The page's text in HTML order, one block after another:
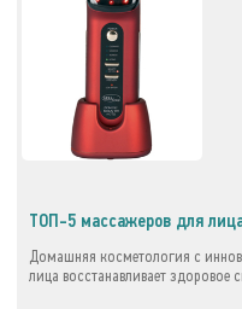
ТОП-5 массажеров для
Домашняя косметология с
лица восстанавливает